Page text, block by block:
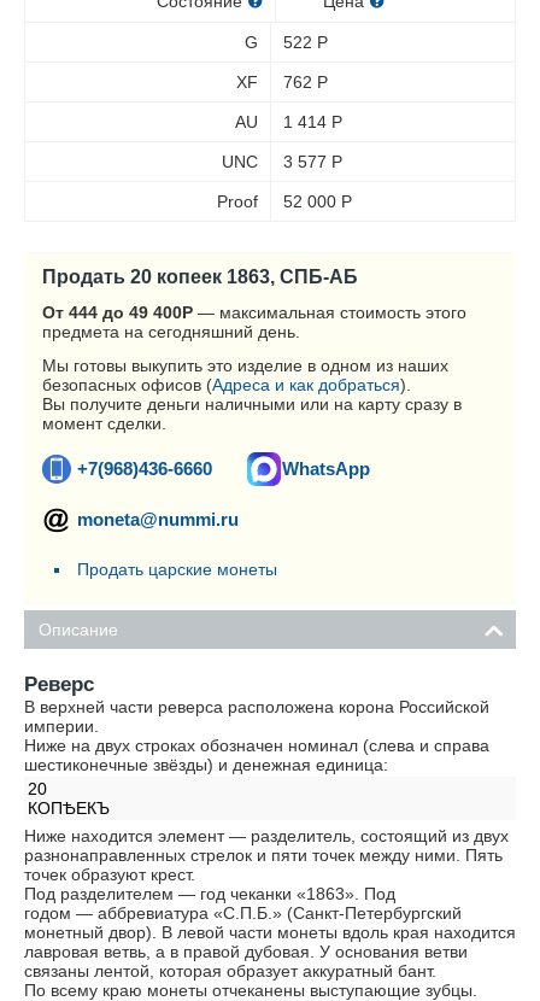
G 522 Р
XF 762 Р
AU 1 414 Р
UNC 3 577 Р
Proof 52 000 Р
Продать 20 копеек 1863, СПБ-АБ
От 444 до 49 400Р — максимальная стоимость этого
предмета на сегодняшний день.
Мы готовы выкупить это изделие в одном из наших
безопасных офисов (Адреса и как добраться).
Вы получите деньги наличными или на карту сразу в
момент сделки.
+7(968)436-6660 WhatsApp
moneta@nummi.ru
Продать царские монеты
Описание
Реверс
В верхней части реверса расположена корона Российской
империи.
Ниже на двух строках обозначен номинал (слева и справа
шестиконечные звёзды) и денежная единица:
20
КОПѢЕКЪ
Ниже находится элемент — разделитель, состоящий из двух
разнонаправленных стрелок и пяти точек между ними. Пять
точек образуют крест.
Под разделителем — год чеканки «1863». Под
годом — аббревиатура «С.П.Б.» (Санкт-Петербургский
монетный двор). В левой части монеты вдоль края находится
лавровая ветвь, а в правой дубовая. У основания ветви
связаны лентой, которая образует аккуратный бант.
По всему краю монеты отчеканены выступающие зубцы.